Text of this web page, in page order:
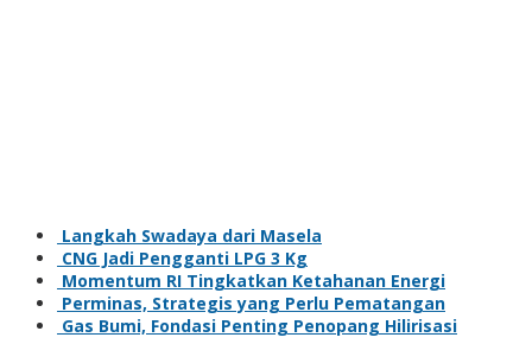
Langkah Swadaya dari Masela
CNG Jadi Pengganti LPG 3 Kg
Momentum RI Tingkatkan Ketahanan Energi
Perminas, Strategis yang Perlu Pematangan
Gas Bumi, Fondasi Penting Penopang Hilirisasi